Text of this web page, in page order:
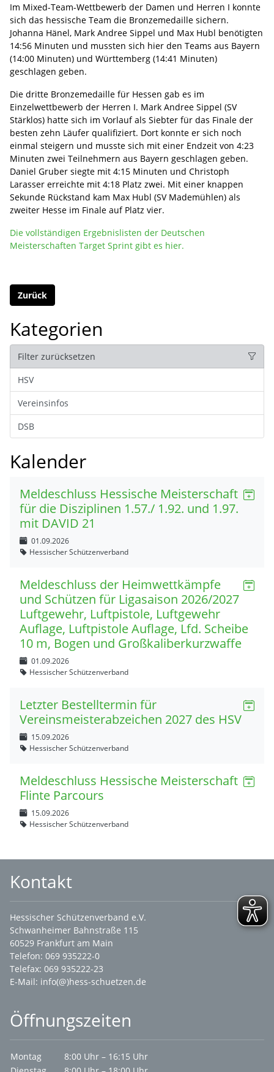
Im Mixed-Team-Wettbewerb der Damen und Herren I konnte
sich das hessische Team die Bronzemedaille sichern.
Johanna Hänel, Mark Andree Sippel und Max Hubl benötigten
14:56 Minuten und mussten sich hier den Teams aus Bayern
(14:00 Minuten) und Württemberg (14:41 Minuten)
geschlagen geben.
Die dritte Bronzemedaille für Hessen gab es im
Einzelwettbewerb der Herren I. Mark Andree Sippel (SV
Stärklos) hatte sich im Vorlauf als Siebter für das Finale der
besten zehn Läufer qualifiziert. Dort konnte er sich noch
einmal steigern und musste sich mit einer Endzeit von 4:23
Minuten zwei Teilnehmern aus Bayern geschlagen geben.
Daniel Gruber siegte mit 4:15 Minuten und Christoph
Larasser erreichte mit 4:18 Platz zwei. Mit einer knappen
Sekunde Rückstand kam Max Hubl (SV Mademühlen) als
zweiter Hesse im Finale auf Platz vier.
Die vollständigen Ergebnislisten der Deutschen
Meisterschaften Target Sprint gibt es hier.
Zurück
Kategorien
Filter zurücksetzen
HSV
Vereinsinfos
DSB
Kalender
Meldeschluss Hessische Meisterschaft
für die Disziplinen 1.57./ 1.92. und 1.97.
mit DAVID 21
01.09.2026
Hessischer Schützenverband
Meldeschluss der Heimwettkämpfe
und Schützen für Ligasaison 2026/2027
Luftgewehr, Luftpistole, Luftgewehr
Auflage, Luftpistole Auflage, Lfd. Scheibe
10 m, Bogen und Großkaliberkurzwaffe
01.09.2026
Hessischer Schützenverband
Letzter Bestelltermin für
Vereinsmeisterabzeichen 2027 des HSV
15.09.2026
Hessischer Schützenverband
Meldeschluss Hessische Meisterschaft
Flinte Parcours
15.09.2026
Hessischer Schützenverband
Kontakt
Hessischer Schützenverband e.V.
Schwanheimer Bahnstraße 115
60529 Frankfurt am Main
Telefon: 069 935222-0
Telefax: 069 935222-23
E-Mail: info(@)hess-schuetzen.de
Öffnungszeiten
Montag
8:00 Uhr – 16:15 Uhr